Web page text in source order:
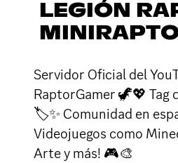
LEGIÓN
Servidor Oficial del
RaptorGamer 🦖💖 Tag
🏷✨ Comunidad en
Videojuegos como
Arte y más! 🎮🎨